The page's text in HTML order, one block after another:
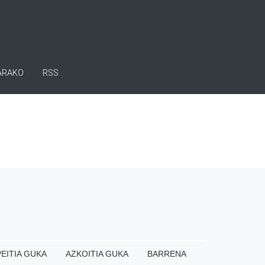
RSS
GUKA AZKOITIA GUKA BARRENA